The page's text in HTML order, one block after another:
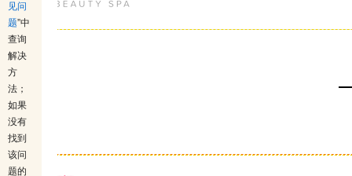
见问
题”中
查询
解决
方
法；
如果
没有
找到
该问
题的